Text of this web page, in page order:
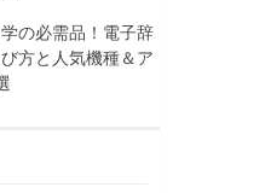
の必需品！電子辞
方と人気機種＆ア